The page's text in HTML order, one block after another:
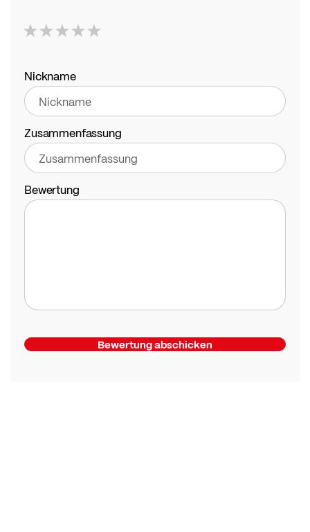
star
stars
stars
stars
stars
Nickname
Zusammenfassung
Bewertung
Bewertung abschicken